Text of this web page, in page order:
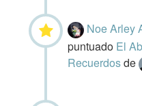
Noe Arley
puntuado El
Recuerdosde